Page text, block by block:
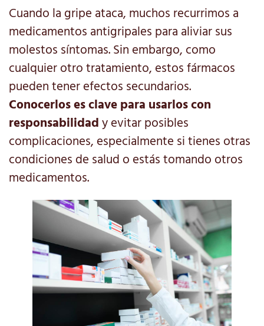
Cuando la gripe ataca, muchos recurrimos a
medicamentos antigripales para aliviar sus
molestos síntomas. Sin embargo, como
cualquier otro tratamiento, estos fármacos
pueden tener efectos secundarios.
Conocerlos es clave para usarlos con
responsabilidady evitar posibles
complicaciones, especialmente si tienes otras
condiciones de salud o estás tomando otros
medicamentos.